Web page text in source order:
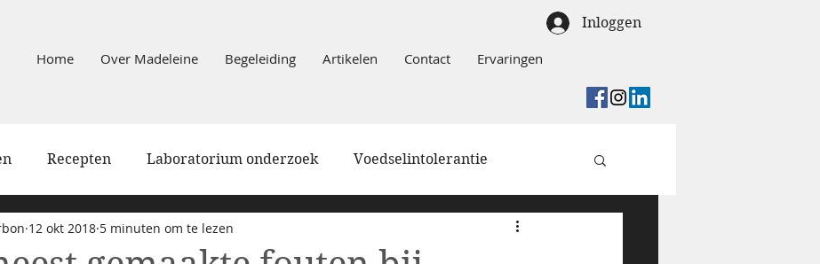
Inloggen
Home Over Madeleine Begeleiding Artikelen Contact Ervaringen
Recepten Laboratorium onderzoek Voedselintolerantie
Darmklachten Gezondheidsklachten
12 okt 2018 5 minuten om te lezen